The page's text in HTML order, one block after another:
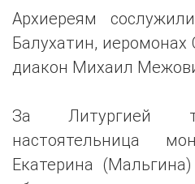
Архиереям
Балухатин,
диакон Михаил
За Литургией
настоятельница
Екатерина